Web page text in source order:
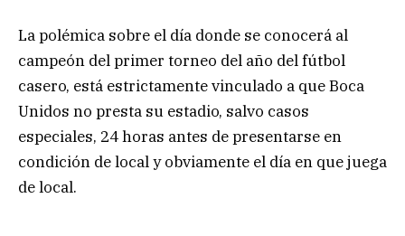
La polémica sobre el día donde se conocerá al
campeón del primer torneo del año del fútbol
casero, está estrictamente vinculado a que Boca
Unidos no presta su estadio, salvo casos
especiales, 24 horas antes de presentarse en
condición de local y obviamente el día en que juega
de local.